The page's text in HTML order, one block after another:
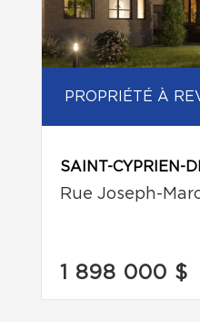
PROPRIÉTÉ À
SAINT-CYPRIEN-
Rue Joseph-
1 898 000 $